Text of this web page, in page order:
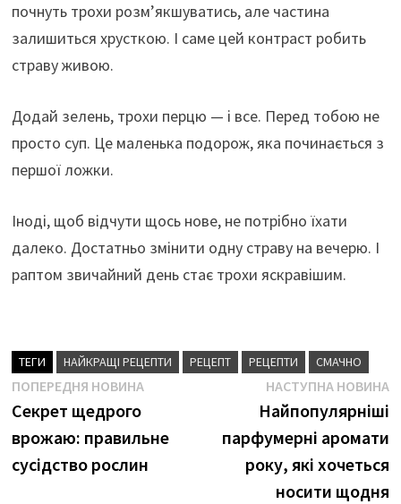
почнуть трохи розм’якшуватись, але частина
залишиться хрусткою. І саме цей контраст робить
страву живою.
Додай зелень, трохи перцю — і все. Перед тобою не
просто суп. Це маленька подорож, яка починається з
першої ложки.
Іноді, щоб відчути щось нове, не потрібно їхати
далеко. Достатньо змінити одну страву на вечерю. І
раптом звичайний день стає трохи яскравішим.
ТЕГИ НАЙКРАЩІ РЕЦЕПТИ РЕЦЕПТ РЕЦЕПТИ СМАЧНО
Навігація
записів
ПОПЕРЕДНЯ НОВИНАПопередня
Секрет щедрого
врожаю: правильне
сусідство рослин
НАСТУПНА НОВИНА
Найпопулярніші
парфумерні аромати
року, які хочеться
носити щодня